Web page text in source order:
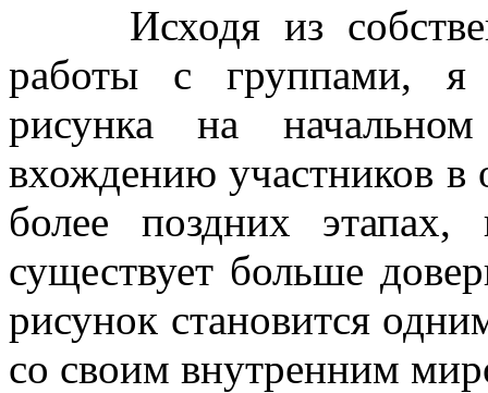
Исходя из
работы с группами, я
рисунка на начальном
вхождению участников в
более поздних этапах,
существует больше
рисунок становится
со своим внутренним